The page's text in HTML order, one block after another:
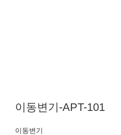
이동변기-APT-101
이동변기